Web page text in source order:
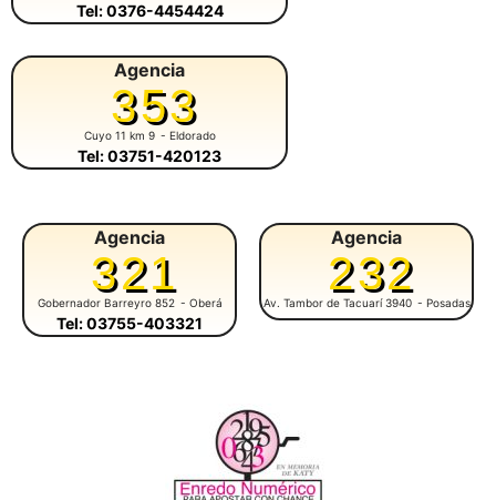
Tel: 0376-4454424
Agencia
353
Cuyo 11 km 9 - Eldorado
Tel: 03751-420123
Agencia
321
Gobernador Barreyro 852 - Oberá
Tel: 03755-403321
Agencia
232
Av. Tambor de Tacuarí 3940 - Posadas